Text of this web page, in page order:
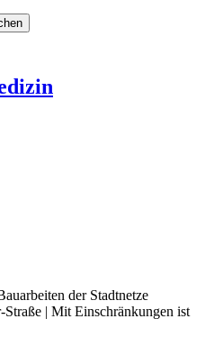
der Stadtnetze
| Mit Einschränkungen ist